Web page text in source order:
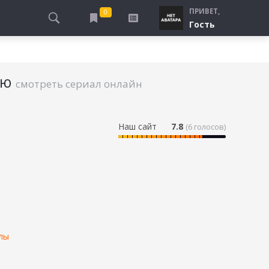
СПЕЦСЛУЖБЫ
ПРО ШКОЛУ, ПОДРОСТКОВ
0 ПРИВЕТ,
Гость
смотреть сериал онлайн
Наш сайт 7.8 (6 голосов)